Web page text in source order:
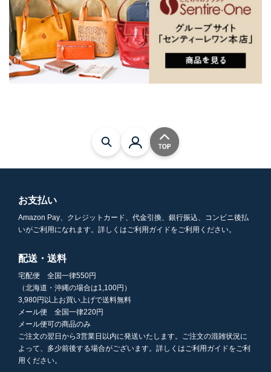
お支払い
Amazon Pay、クレジットカード、代金引換、銀行振込、コンビニ後払
いがご利用になれます。詳しくはご利用ガイドをご利用ください。
配送・送料
宅配便 全国一律550円
（北海道・沖縄の場合は1,100円）
3,980円以上お買い上げで送料無料
メール便 全国一律220円
メール便可の商品のみ
ご注文の翌日から3営業日以内に発送いたします。ご注文の混雑状況に
よって、多少前後する場合がございます。詳しくはご利用ガイドをご利
用ください。